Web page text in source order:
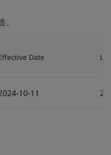
Date
10-11